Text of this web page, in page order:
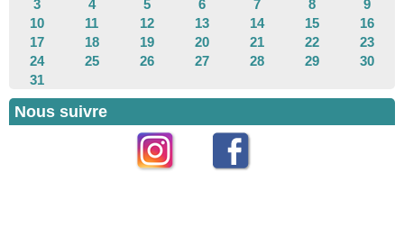
3
4 5 6 7 8
9
10
11 12 13 14 15
16
17
18 19 20 21 22
23
24
25 26 27 28 29
30
31
Nous suivre